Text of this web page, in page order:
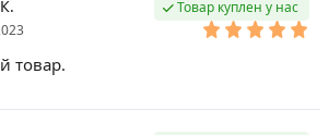
Товар куплен у нас
товар.